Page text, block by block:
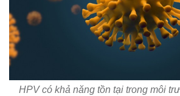
HPV có khả năng tồn tại trong môi